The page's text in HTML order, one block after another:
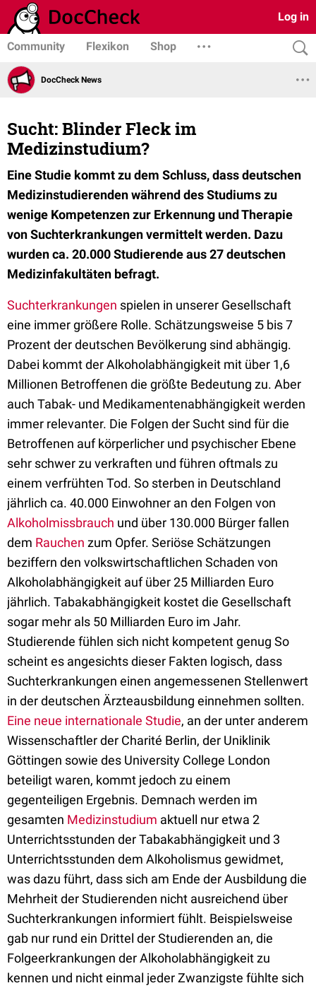
Log in
Community Flexikon Shop
DocCheck News
Sucht: Blinder Fleck im
Medizinstudium?
Eine Studie kommt zu dem Schluss, dass deutschen
Medizinstudierenden während des Studiums zu
wenige Kompetenzen zur Erkennung und Therapie
von Suchterkrankungen vermittelt werden. Dazu
wurden ca. 20.000 Studierende aus 27 deutschen
Medizinfakultäten befragt.
Suchterkrankungen spielen in unserer Gesellschaft
eine immer größere Rolle. Schätzungsweise 5 bis 7
Prozent der deutschen Bevölkerung sind abhängig.
Dabei kommt der Alkoholabhängigkeit mit über 1,6
Millionen Betroffenen die größte Bedeutung zu. Aber
auch Tabak- und Medikamentenabhängigkeit werden
immer relevanter. Die Folgen der Sucht sind für die
Betroffenen auf körperlicher und psychischer Ebene
sehr schwer zu verkraften und führen oftmals zu
einem verfrühten Tod. So sterben in Deutschland
jährlich ca. 40.000 Einwohner an den Folgen von
Alkoholmissbrauch und über 130.000 Bürger fallen
dem Rauchen zum Opfer. Seriöse Schätzungen
beziffern den volkswirtschaftlichen Schaden von
Alkoholabhängigkeit auf über 25 Milliarden Euro
jährlich. Tabakabhängigkeit kostet die Gesellschaft
sogar mehr als 50 Milliarden Euro im Jahr.
Studierende fühlen sich nicht kompetent genug So
scheint es angesichts dieser Fakten logisch, dass
Suchterkrankungen einen angemessenen Stellenwert
in der deutschen Ärzteausbildung einnehmen sollten.
Eine neue internationale Studie, an der unter anderem
Wissenschaftler der Charité Berlin, der Uniklinik
Göttingen sowie des University College London
beteiligt waren, kommt jedoch zu einem
gegenteiligen Ergebnis. Demnach werden im
gesamten Medizinstudium aktuell nur etwa 2
Unterrichtsstunden der Tabakabhängigkeit und 3
Unterrichtsstunden dem Alkoholismus gewidmet,
was dazu führt, dass sich am Ende der Ausbildung die
Mehrheit der Studierenden nicht ausreichend über
Suchterkrankungen informiert fühlt. Beispielsweise
gab nur rund ein Drittel der Studierenden an, die
Folgeerkrankungen der Alkoholabhängigkeit zu
kennen und nicht einmal jeder Zwanzigste fühlte sich